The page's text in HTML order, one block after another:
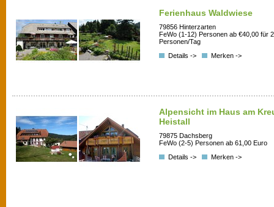
Ferienhaus Waldwiese
79856 Hinterzarten
FeWo (1-12) Personen ab €40,00 für 2
Personen/Tag
Details ->
Merken ->
Alpensicht im Haus am
Heistall
79875 Dachsberg
FeWo (2-5) Personen ab 61,00 Euro
Details ->
Merken ->